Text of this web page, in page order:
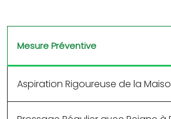
Mesure Préventive
Aspiration Rigoureuse de la